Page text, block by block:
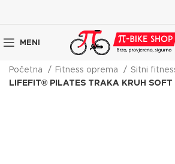
MENI
Početna Fitness oprema
Sitni
LIFEFIT® PILATES TRAKA KRUH